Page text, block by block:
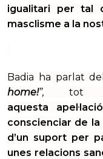
igualitari per tal
masclisme a la
Badia ha parlat
home!”, tot
aquesta
conscienciar de
d’un suport per
unes relacions